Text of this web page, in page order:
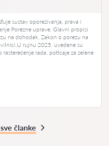
sustav oporezivanja, prava i
Porezne uprave. Glavni propisi
na dohodak, Zakon o porezu na
rujnu 2025. uvedene su
rada, poticaje za zelene
članke